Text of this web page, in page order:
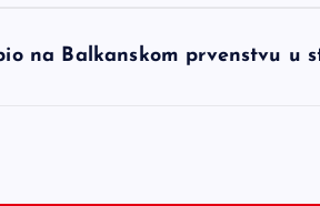
na Balkanskom prvenstvu u